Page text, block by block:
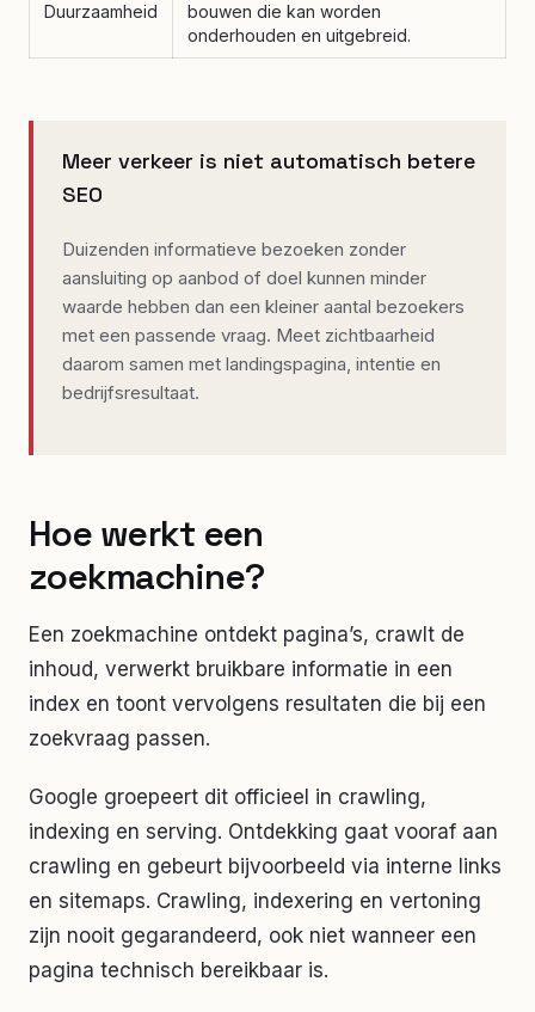
Duurzaamheid
bouwen die kan worden
onderhouden en uitgebreid.
Meer verkeer is niet automatisch betere
SEO
Duizenden informatieve bezoeken zonder
aansluiting op aanbod of doel kunnen minder
waarde hebben dan een kleiner aantal bezoekers
met een passende vraag. Meet zichtbaarheid
daarom samen met landingspagina, intentie en
bedrijfsresultaat.
Hoe werkt een
zoekmachine?
Een zoekmachine ontdekt pagina’s, crawlt de
inhoud, verwerkt bruikbare informatie in een
index en toont vervolgens resultaten die bij een
zoekvraag passen.
Google groepeert dit officieel in crawling,
indexing en serving. Ontdekking gaat vooraf aan
crawling en gebeurt bijvoorbeeld via interne links
en sitemaps. Crawling, indexering en vertoning
zijn nooit gegarandeerd, ook niet wanneer een
pagina technisch bereikbaar is.